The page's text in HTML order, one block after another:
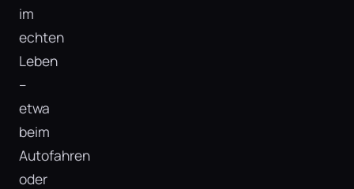
im
echten
Leben
–
etwa
beim
Autofahren
oder